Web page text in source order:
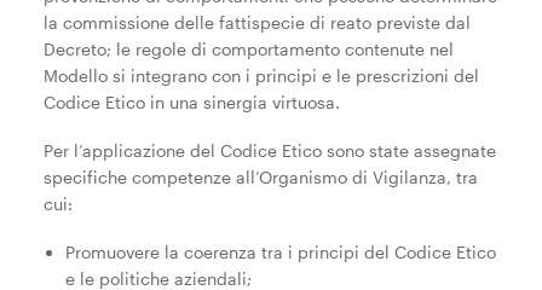
la commissione delle fattispecie di reato previste dal
Decreto; le regole di comportamento contenute nel
Modello si integrano con i principi e le prescrizioni del
Codice Etico in una sinergia virtuosa.
Per l’applicazione del Codice Etico sono state assegnate
specifiche competenze all’Organismo di Vigilanza, tra
cui:
Promuovere la coerenza tra i principi del Codice Etico
e le politiche aziendali;